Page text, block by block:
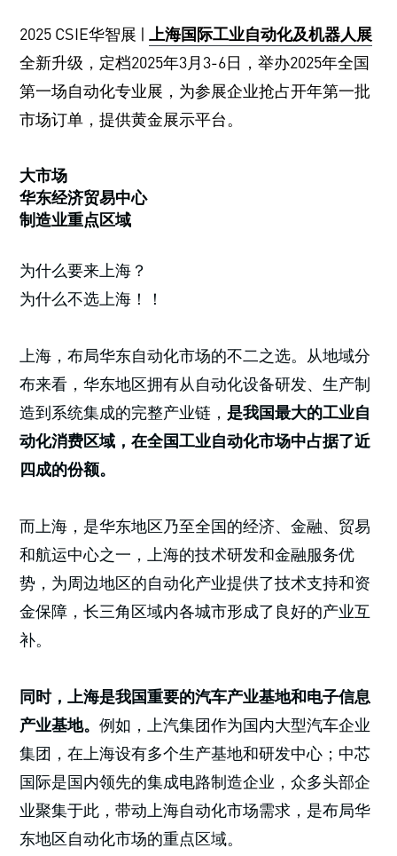
2025 CSIE华智展 |
上海国际工业自动化及机器人展
全新升级，定档2025年3月3-6日，举办2025年全国
第一场自动化专业展，为参展企业抢占开年第一批
市场订单，提供黄金展示平台。
大市场
华东经济贸易中心
制造业重点区域
为什么要来上海？
为什么不选上海！！
上海，布局华东自动化市场的不二之选。从地域分
布来看，华东地区拥有从自动化设备研发、生产制
造到系统集成的完整产业链， 是我国最大的工业自
动化消费区域，在全国工业自动化市场中占据了近
四成的份额。
而上海，是华东地区乃至全国的经济、金融、贸易
和航运中心之一，上海的技术研发和金融服务优
势，为周边地区的自动化产业提供了技术支持和资
金保障，长三角区域内各城市形成了良好的产业互
补。
同时，上海是我国重要的汽车产业基地和电子信息
产业基地。 例如，上汽集团作为国内大型汽车企业
集团，在上海设有多个生产基地和研发中心；中芯
国际是国内领先的集成电路制造企业，众多头部企
业聚集于此，带动上海自动化市场需求，是布局华
东地区自动化市场的重点区域。